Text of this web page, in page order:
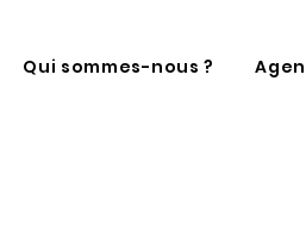
Qui sommes-nous ?